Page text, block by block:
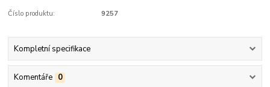
Číslo produktu: 9257
Kompletní specifikace
Komentáře 0